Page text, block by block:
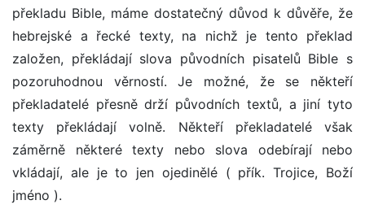
překladu Bible, máme dostatečný důvod k důvěře, že
hebrejské a řecké texty, na nichž je tento překlad
založen, překládají slova původních pisatelů Bible s
pozoruhodnou věrností. Je možné, že se někteří
překladatelé přesně drží původních textů, a jiní tyto
texty překládají volně. Někteří překladatelé však
záměrně některé texty nebo slova odebírají nebo
vkládají, ale je to jen ojedinělé ( přík. Trojice, Boží
jméno ).